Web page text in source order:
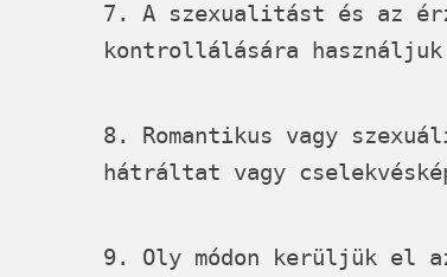
7. A szexualitást és az
kontrollálására
8. Romantikus vagy
hátráltat vagy
9. Oly módon kerüljük el